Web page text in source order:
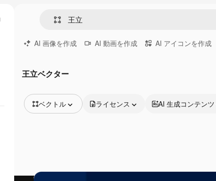
AI 画像を作成 AI 動画を作成 AI アイコンを作成
王立ベクター
ベクトル
動画
ライセンス AI 生成コンテンツ